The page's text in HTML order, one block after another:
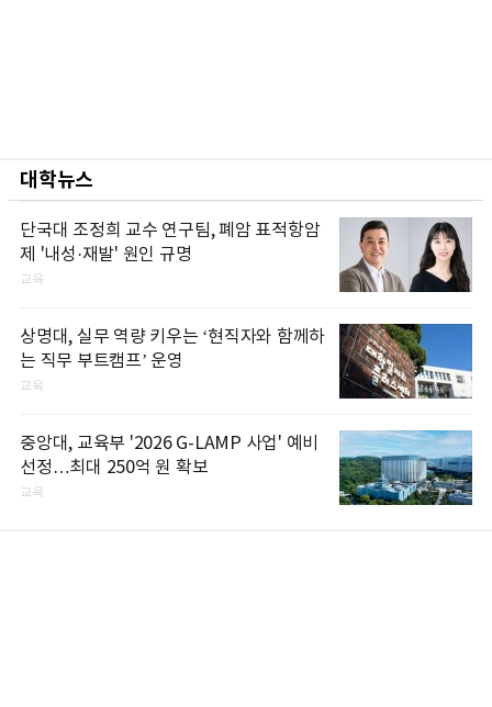
대학뉴스
단국대 조정희 교수 연구팀, 폐암 표적항암
제 '내성·재발' 원인 규명
교육
상명대, 실무 역량 키우는 ‘현직자와 함께하
는 직무 부트캠프’ 운영
교육
중앙대, 교육부 '2026 G-LAMP 사업' 예비
선정…최대 250억 원 확보
교육